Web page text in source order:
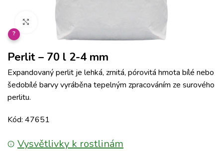
Klikněte pro zvětšení
?
Perlit – 70 l 2-4 mm
Expandovaný perlit je lehká, zrnitá, pórovitá hmota bílé nebo
šedobílé barvy vyráběna tepelným zpracováním ze surového
perlitu.
Kód: 47651
Vysvětlivky k rostlinám